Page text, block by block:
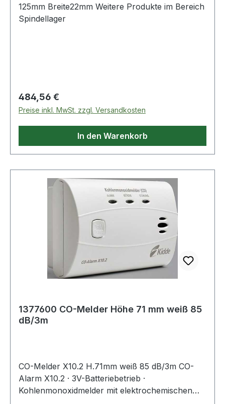
125mm Breite22mm Weitere Produkte im Bereich
Spindellager
Regulärer Preis:
484,56 €
Preise inkl. MwSt. zzgl. Versandkosten
In den Warenkorb
1377600 CO-Melder Höhe 71 mm weiß 85
dB/3m
CO-Melder X10.2 H.71mm weiß 85 dB/3m CO-
Alarm X10.2 · 3V-Batteriebetrieb ·
Kohlenmonoxidmelder mit elektrochemischen